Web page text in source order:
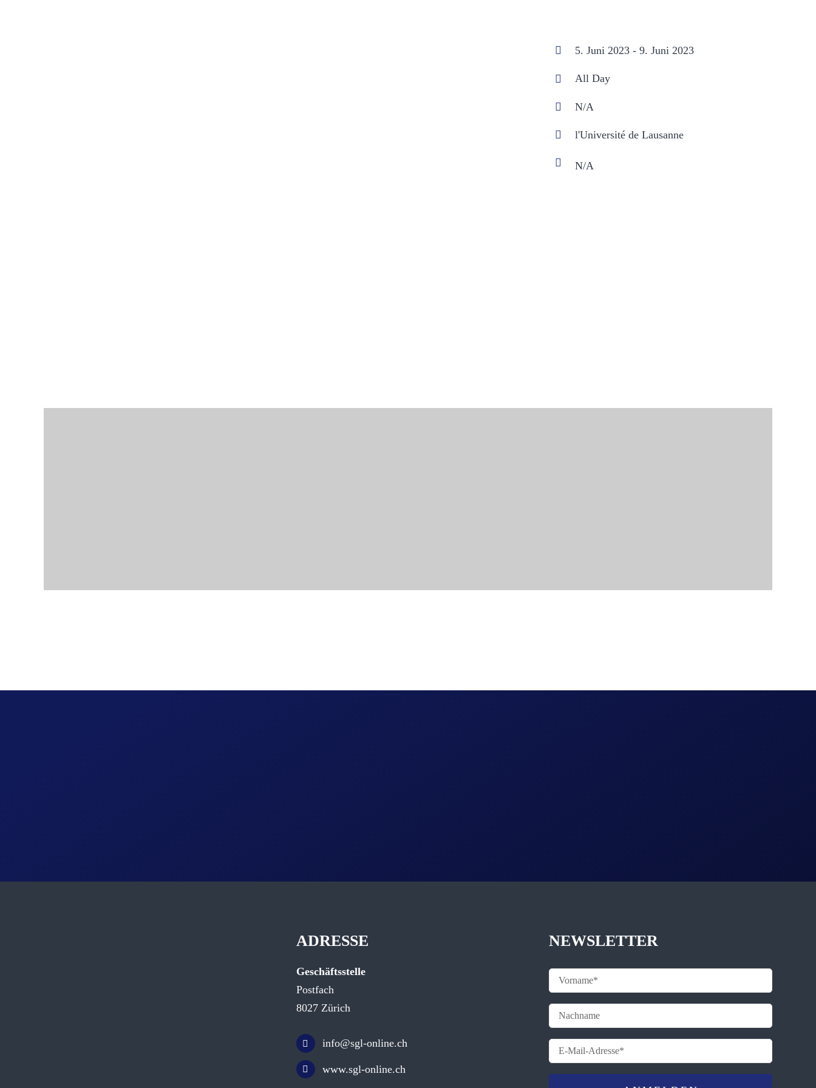
5. Juni 2023 - 9. Juni 2023
All Day
N/A
l'Université de Lausanne
ADRESSE
Geschäftsstelle
Postfach
8027 Zürich
info@sgl-online.ch
www.sgl-online.ch
NEWSLETTER